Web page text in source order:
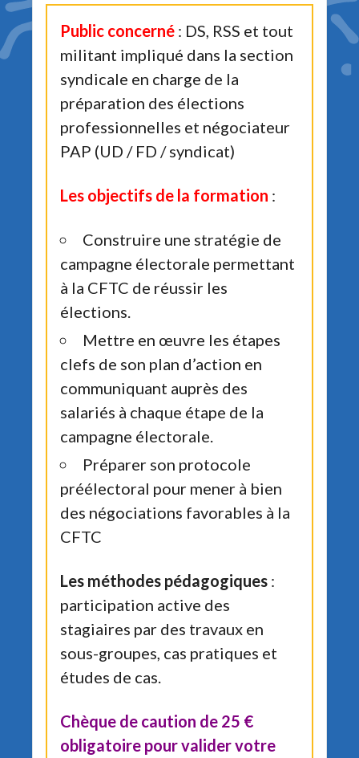
Public concerné : DS, RSS et tout
militant impliqué dans la section
syndicale en charge de la
préparation des élections
professionnelles et négociateur
PAP (UD / FD / syndicat)
Les objectifs de la formation :
Construire une stratégie de
campagne électorale permettant
à la CFTC de réussir les
élections.
Mettre en œuvre les étapes
clefs de son plan d’action en
communiquant auprès des
salariés à chaque étape de la
campagne électorale.
Préparer son protocole
préélectoral pour mener à bien
des négociations favorables à la
CFTC
Les méthodes pédagogiques :
participation active des
stagiaires par des travaux en
sous-groupes, cas pratiques et
études de cas.
Chèque de caution de 25 €
obligatoire pour valider votre